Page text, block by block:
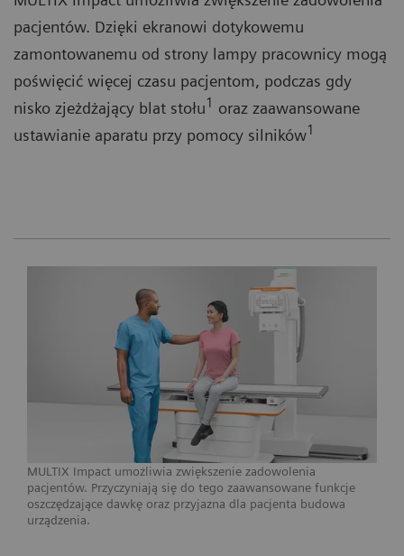
pacjentów. Dzięki ekranowi dotykowemu
zamontowanemu od strony lampy pracownicy mogą
poświęcić więcej czasu pacjentom, podczas gdy
nisko zjeżdżający blat stołu1 oraz zaawansowane
ustawianie aparatu przy pomocy silników1
MULTIX Impact umożliwia zwiększenie zadowolenia
pacjentów. Przyczyniają się do tego zaawansowane funkcje
oszczędzające dawkę oraz przyjazna dla pacjenta budowa
urządzenia.